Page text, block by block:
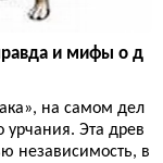
и мифы о д
на самом дел
урчания. Эта древ
независимость, в